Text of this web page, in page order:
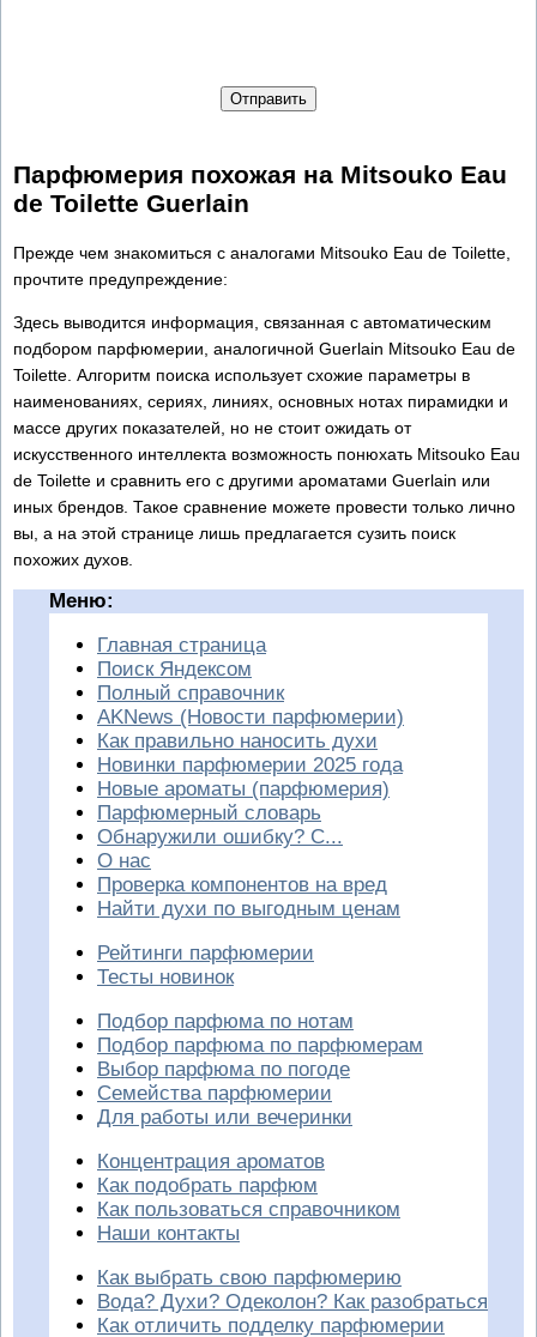
Отправить
Парфюмерия похожая на Mitsouko Eau
de Toilette Guerlain
Прежде чем знакомиться с аналогами Mitsouko Eau de Toilette,
прочтите предупреждение:
Здесь выводится информация, связанная с автоматическим
подбором парфюмерии, аналогичной Guerlain Mitsouko Eau de
Toilette. Алгоритм поиска использует схожие параметры в
наименованиях, сериях, линиях, основных нотах пирамидки и
массе других показателей, но не стоит ожидать от
искусственного интеллекта возможность понюхать Mitsouko Eau
de Toilette и сравнить его с другими ароматами Guerlain или
иных брендов. Такое сравнение можете провести только лично
вы, а на этой странице лишь предлагается сузить поиск
похожих духов.
Меню:
Главная страница
Поиск Яндексом
Полный справочник
AKNews (Новости парфюмерии)
Как правильно наносить духи
Новинки парфюмерии 2025 года
Новые ароматы (парфюмерия)
Парфюмерный словарь
Обнаружили ошибку? С...
О нас
Проверка компонентов на вред
Найти духи по выгодным ценам
Рейтинги парфюмерии
Тесты новинок
Подбор парфюма по нотам
Подбор парфюма по парфюмерам
Выбор парфюма по погоде
Семейства парфюмерии
Для работы или вечеринки
Концентрация ароматов
Как подобрать парфюм
Как пользоваться справочником
Наши контакты
Как выбрать свою парфюмерию
Вода? Духи? Одеколон? Как разобраться
Как отличить подделку парфюмерии